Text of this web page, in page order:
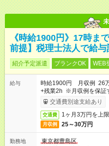
《時給1900円》17時ま
前提】税理士法人で給与
紹介予定派遣 ブランクOK WEB
給与
時給1900円 月収例 26
+残業2h ※月収例を保証
交通費別途支給あり
交通費 1ヶ月3万円を上
月収例 25～30万円
勤務地
東京都豊島区